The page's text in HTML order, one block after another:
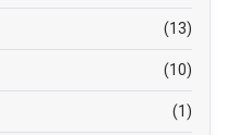
(13)
(10)
(1)